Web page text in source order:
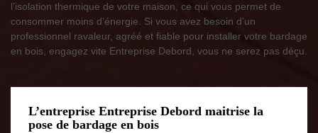
l’isolation thermique de votre maison, ce qui vous permet de
consommer moins d’énergie. Si vous avez besoin d’un
professionnel ravaleur, agréé et fiable pour installer votre bardage
en bois, engagez vite Entreprise Debord, vous ne serez pas déçu.
L’entreprise Entreprise Debord maitrise la
pose de bardage en bois